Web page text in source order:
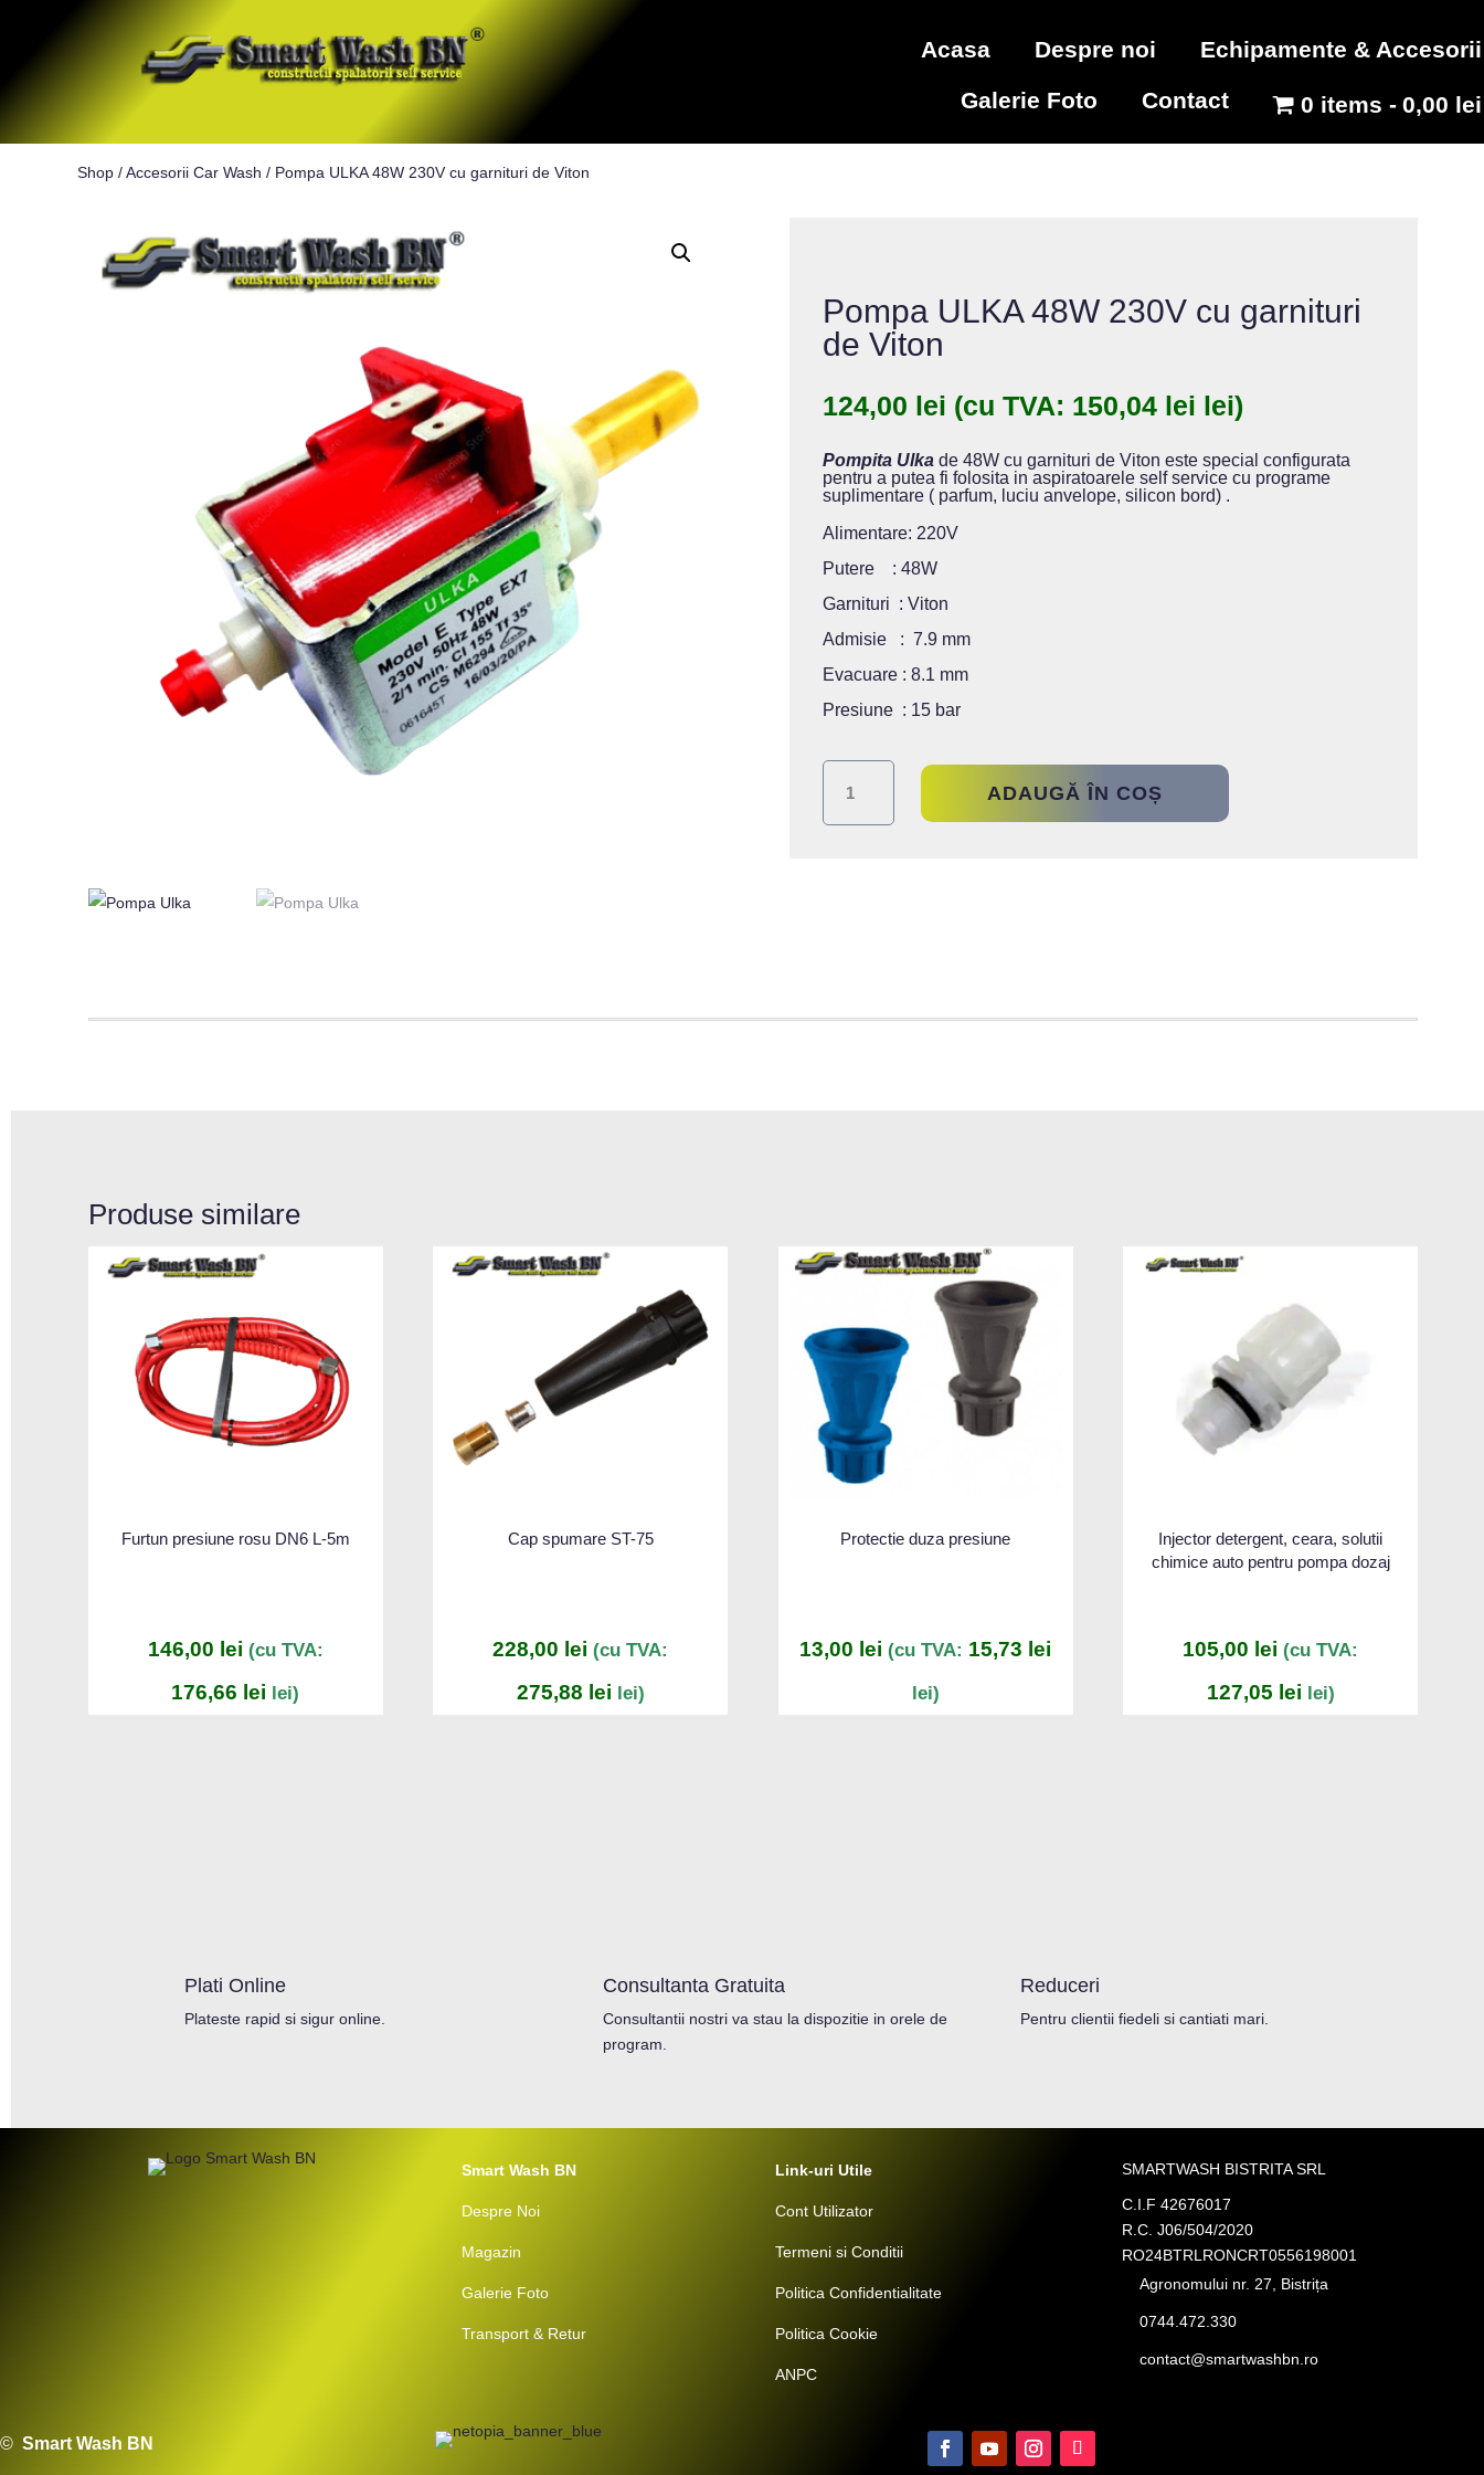
Acasa Despre noi
Echipamente & Accesorii
Galerie Foto
Contact 0 items 0,00 lei
Shop /Accesorii Car Wash / Pompa ULKA 48W 230V cu garnituri de Viton
Pompa ULKA 48W 230V cu garnituri
de Viton
124,00 lei (cu TVA: 150,04 lei lei)
Pompita Ulka de 48W cu garnituri de Viton este special configurata
pentru a putea fi folosita in aspiratoarele self service cu programe
suplimentare ( parfum, luciu anvelope, silicon bord) .
Alimentare: 220V
Putere : 48W
Garnituri : Viton
Admisie : 7.9 mm
Evacuare : 8.1 mm
Presiune : 15 bar
Pompa
ULKA
ADAUGĂ ÎN COȘ
Produse similare
Furtun presiune rosu DN6 L-5m
146,00 lei (cu TVA:
176,66 lei lei)
Cap spumare ST-75
228,00 lei (cu TVA:
275,88 lei lei)
Protectie duza presiune
13,00 lei (cu TVA: 15,73 lei
lei)
Injector detergent, ceara, solutii
chimice auto pentru pompa dozaj
105,00 lei (cu TVA:
127,05 lei lei)
Plati Online
Plateste rapid si sigur online.
Consultanta Gratuita
Consultantii nostri va stau la dispozitie in orele de
program.
Reduceri
Pentru clientii fiedeli si cantiati mari.
Smart Wash BN
Despre Noi
Magazin
Galerie Foto
Transport & Retur
Link-uri Utile
Cont Utilizator
Termeni si Conditii
Politica Confidentialitate
Politica Cookie
ANPC
SMARTWASH BISTRITA SRL
C.I.F 42676017
R.C. J06/504/2020
RO24BTRLRONCRT0556198001
Agronomului nr. 27, Bistrița
0744.472.330
contact@smartwashbn.ro
© Smart Wash BN